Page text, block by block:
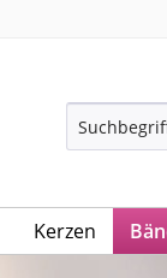
Kerzen